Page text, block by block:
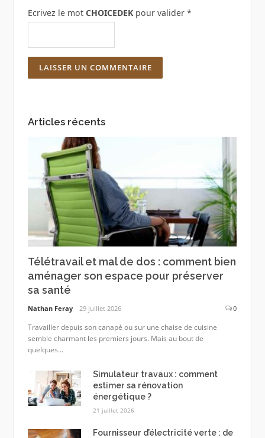
Ecrivez le mot CHOICEDEKpour valider *
Articles récents
Télétravail et mal de dos : comment bien
aménager son espace pour préserver
sa santé
Nathan Feray 29 juillet 2026 0
Travailler depuis son canapé ou sur une chaise de cuisine
semble charmant les premiers jours. Mais au bout de
quelques...
Simulateur travaux : comment
estimer sa rénovation
énergétique ?
21 juillet 2026
Fournisseur d’électricité verte : de